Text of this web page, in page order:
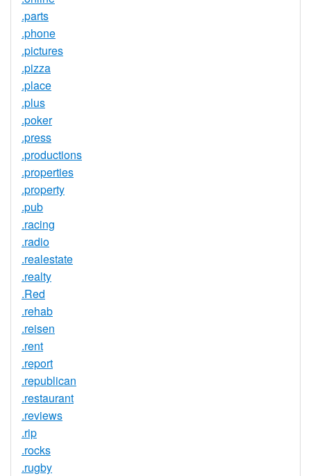
.parts
.phone
.pictures
.pizza
.place
.plus
.poker
.press
.productions
.properties
.property
.pub
.racing
.radio
.realestate
.realty
.Red
.rehab
.reisen
.rent
.report
.republican
.restaurant
.reviews
.rip
.rocks
.rugby